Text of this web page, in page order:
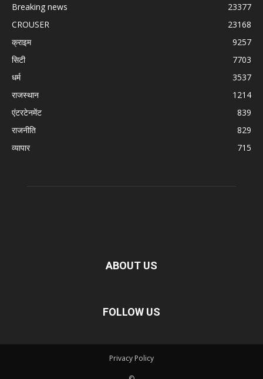
Breaking news
23377
CROUSER
23168
क्राइम
9257
सिटी
7703
धर्म
3537
राजस्थान
1214
एंटरटेनमेंट
839
राजनीति
829
व्यापार
715
ABOUT US
FOLLOW US
Privacy Policy